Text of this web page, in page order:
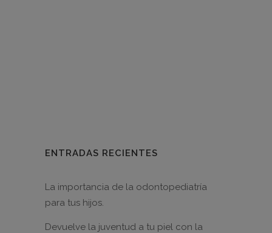
ENTRADAS RECIENTES
La importancia de la odontopediatría
para tus hijos.
Devuelve la juventud a tu piel con la